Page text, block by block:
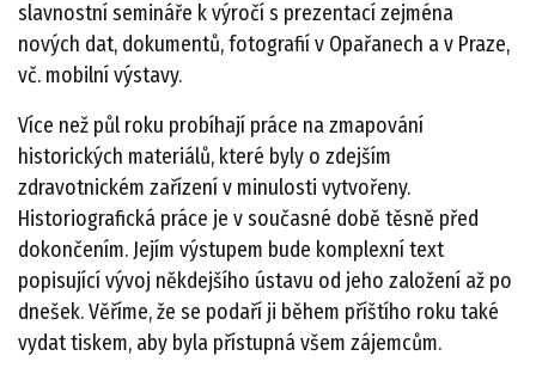
slavnostní semináře k výročí s prezentací zejména
nových dat, dokumentů, fotografií v Opařanech a v Praze,
vč. mobilní výstavy.
Více než půl roku probíhají práce na zmapování
historických materiálů, které byly o zdejším
zdravotnickém zařízení v minulosti vytvořeny.
Historiografická práce je v současné době těsně před
dokončením. Jejím výstupem bude komplexní text
popisující vývoj někdejšího ústavu od jeho založení až po
dnešek. Věříme, že se podaří ji během příštího roku také
vydat tiskem, aby byla přístupná všem zájemcům.